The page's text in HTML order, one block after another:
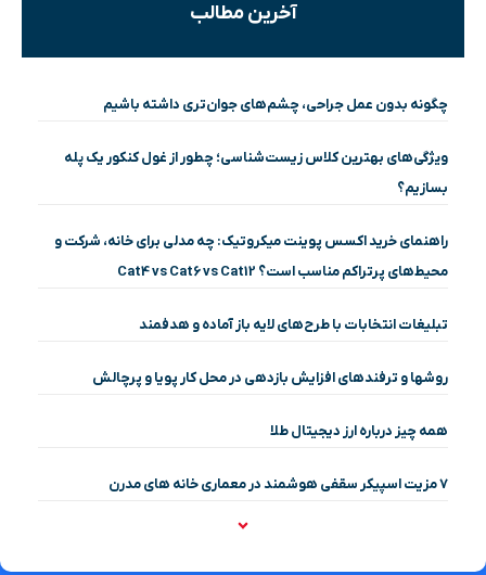
آخرین مطالب
چگونه بدون عمل جراحی، چشم‌های جوان‌تری داشته باشیم
ویژگی‌های بهترین کلاس زیست‌شناسی؛ چطور از غول کنکور یک پله
بسازیم؟
راهنمای خرید اکسس پوینت میکروتیک: چه مدلی برای خانه، شرکت و
محیط‌های پرتراکم مناسب است؟ Cat4 vs Cat6 vs Cat12
تبلیغات انتخابات با طرح‌های لایه باز آماده و هدفمند
روشها و ترفندهای افزایش بازدهی در محل کار پویا و پرچالش
همه چیز درباره ارز دیجیتال طلا
۷ مزیت اسپیکر سقفی هوشمند در معماری خانه‌ های مدرن